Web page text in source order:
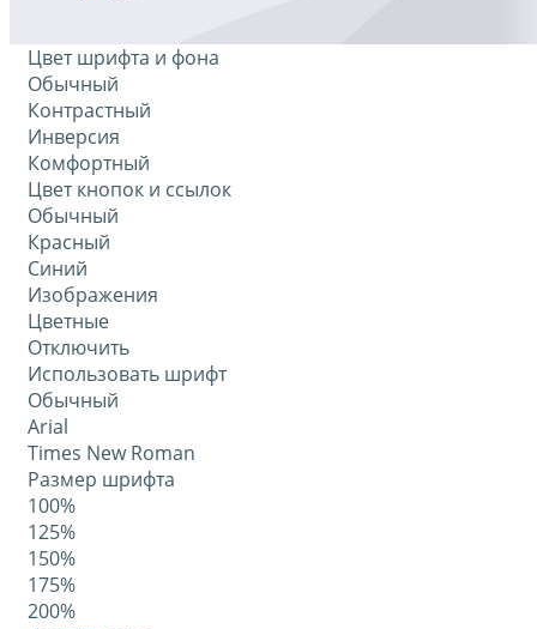
Цвет шрифта и фона
Обычный
Контрастный
Инверсия
Комфортный
Цвет кнопок и ссылок
Обычный
Красный
Синий
Изображения
Цветные
Отключить
Использовать шрифт
Обычный
Arial
Times New Roman
Размер шрифта
100%
125%
150%
175%
200%